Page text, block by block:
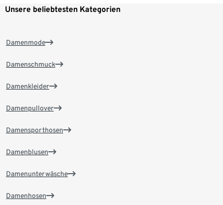
Unsere beliebtesten Kategorien
Damenmode
Damenschmuck
Damenkleider
Damenpullover
Damensporthosen
Damenblusen
Damenunterwäsche
Damenhosen